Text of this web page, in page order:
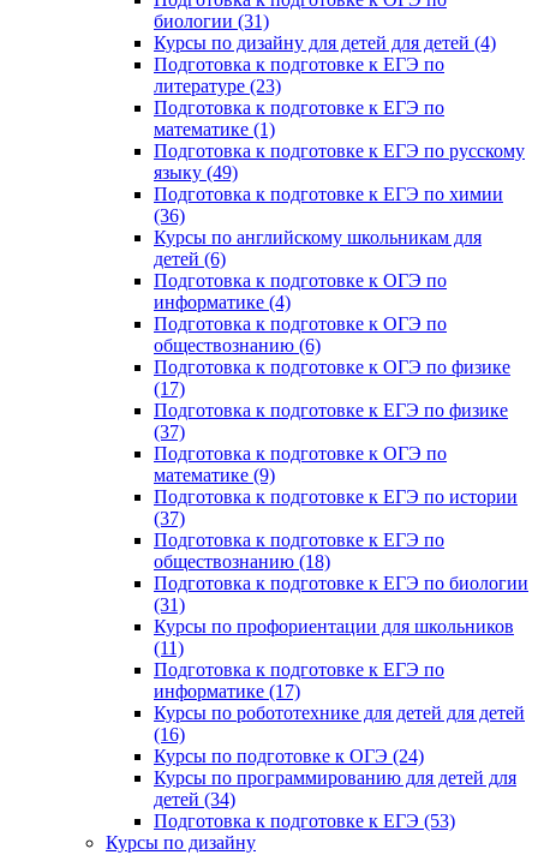
биологии (31)
Курсы по дизайну для детей для детей (4)
Подготовка к подготовке к ЕГЭ по
литературе (23)
Подготовка к подготовке к ЕГЭ по
математике (1)
Подготовка к подготовке к ЕГЭ по русскому
языку (49)
Подготовка к подготовке к ЕГЭ по химии
(36)
Курсы по английскому школьникам для
детей (6)
Подготовка к подготовке к ОГЭ по
информатике (4)
Подготовка к подготовке к ОГЭ по
обществознанию (6)
Подготовка к подготовке к ОГЭ по физике
(17)
Подготовка к подготовке к ЕГЭ по физике
(37)
Подготовка к подготовке к ОГЭ по
математике (9)
Подготовка к подготовке к ЕГЭ по истории
(37)
Подготовка к подготовке к ЕГЭ по
обществознанию (18)
Подготовка к подготовке к ЕГЭ по биологии
(31)
Курсы по профориентации для школьников
(11)
Подготовка к подготовке к ЕГЭ по
информатике (17)
Курсы по робототехнике для детей для детей
(16)
Курсы по подготовке к ОГЭ (24)
Курсы по программированию для детей для
детей (34)
Подготовка к подготовке к ЕГЭ (53)
Курсы по дизайну